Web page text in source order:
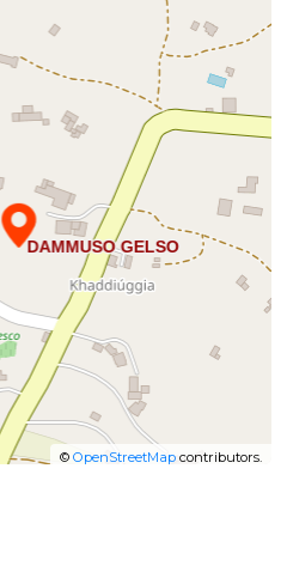
© OpenStreetMapcontributors.